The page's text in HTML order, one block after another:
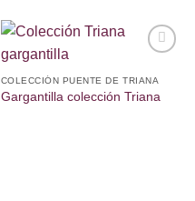
a la
lista de
deseos
COLECCIÓN PUENTE DE TRIANA
Gargantilla colección Triana